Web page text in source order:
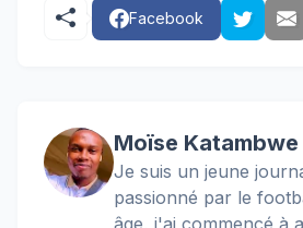
Facebook
Moïse Katambwe
Je suis un jeune
passionné par le
âge, j'ai commencé à